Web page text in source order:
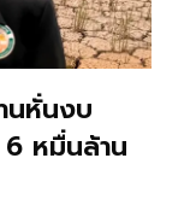
หมื่นล้าน